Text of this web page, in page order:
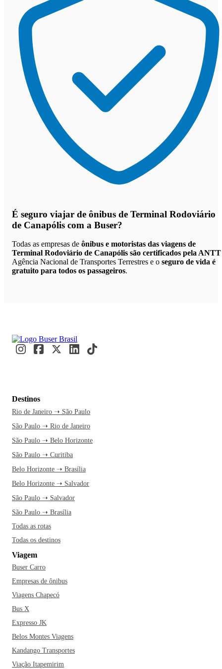
É seguro viajar de ônibus de Terminal Rodoviário
de Canapólis com a Buser?
Todas as empresas de ônibus e motoristas das viagens de
Terminal Rodoviário de Canapólis são certificados pela ANTT
Agência Nacional de Transportes Terrestres e o seguro de vida é
gratuito para todos os passageiros.
Destinos
Rio de Janeiro ➝ São Paulo
São Paulo ➝ Rio de Janeiro
São Paulo ➝ Belo Horizonte
São Paulo ➝ Curitiba
Belo Horizonte ➝ Brasília
Belo Horizonte ➝ Salvador
São Paulo ➝ Salvador
São Paulo ➝ Brasília
Todas as rotas
Todas os destinos
Viagem
Buser Carro
Empresas de ônibus
Viagens Chapecó
Bus X
Expresso JK
Belos Montes Viagens
Kandango Transportes
Viação Itapemirim